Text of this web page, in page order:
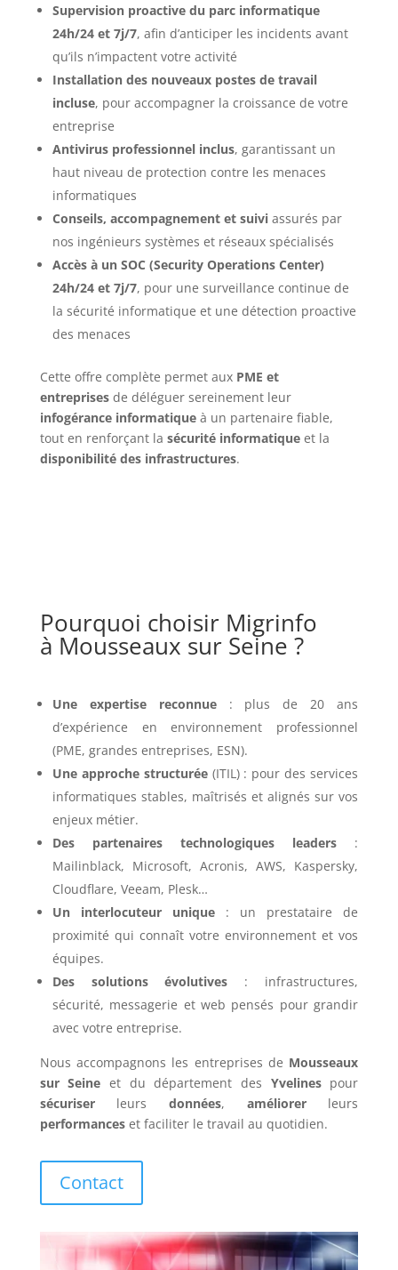
Supervision proactive du parc informatique
24h/24 et 7j/7, afin d’anticiper les incidents avant
qu’ils n’impactent votre activité
Installation des nouveaux postes de travail
incluse, pour accompagner la croissance de votre
entreprise
Antivirus professionnel inclus, garantissant un
haut niveau de protection contre les menaces
informatiques
Conseils, accompagnement et suiviassurés par
nos ingénieurs systèmes et réseaux spécialisés
Accès à un SOC (Security Operations Center)
24h/24 et 7j/7, pour une surveillance continue de
la sécurité informatique et une détection proactive
des menaces
Cette offre complète permet aux PME et
entreprisesde déléguer sereinement leur
infogérance informatiqueà un partenaire fiable,
tout en renforçant la sécurité informatiqueet la
disponibilité des infrastructures.
Pourquoi choisir Migrinfo
à Mousseaux sur Seine ?
Une expertise reconnue: plus de 20 ans
d’expérience en environnement professionnel
(PME, grandes entreprises, ESN).
Une approche structurée(ITIL) : pour des services
informatiques stables, maîtrisés et alignés sur vos
enjeux métier.
Des partenaires technologiques leaders :
Mailinblack, Microsoft, Acronis, AWS, Kaspersky,
Cloudflare, Veeam, Plesk…
Un interlocuteur unique: un prestataire de
proximité qui connaît votre environnement et vos
équipes.
Des solutions évolutives : infrastructures,
sécurité, messagerie et web pensés pour grandir
avec votre entreprise.
Nous accompagnons les entreprises de Mousseaux
sur Seine et du département des Yvelinespour
sécuriserleurs données, améliorerleurs
performanceset faciliter le travail au quotidien.
Contact